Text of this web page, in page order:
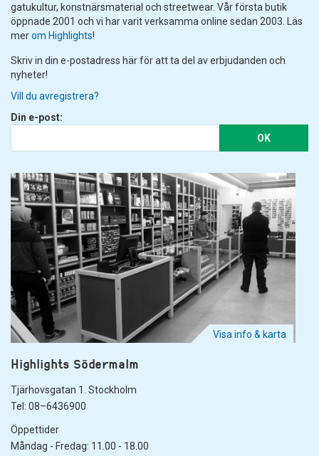
gatukultur, konstnärsmaterial och streetwear. Vår första butik
öppnade 2001 och vi har varit verksamma online sedan 2003. Läs
merom Highlights!
Skriv in din e-postadress här för att ta del av erbjudanden och
nyheter!
Vill du avregistrera?
Din e-post:
OK
Visa info & karta
Highlights Södermalm
Tjärhovsgatan 1. Stockholm
Tel: 08–6436900
Öppettider
Måndag - Fredag: 11.00 - 18.00